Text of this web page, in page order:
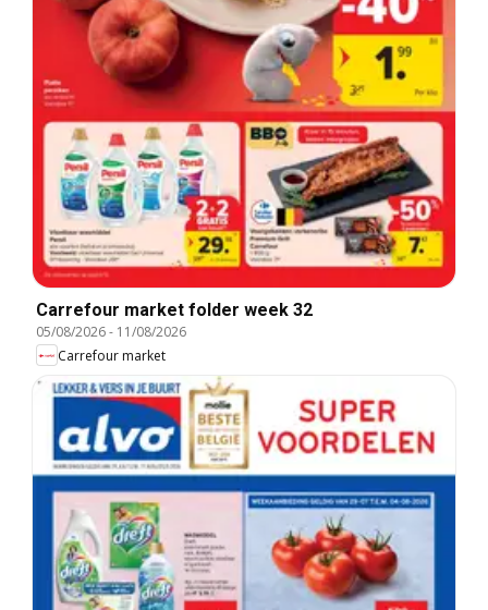
Carrefour market folder week 32
05/08/2026- 11/08/2026
Carrefour market